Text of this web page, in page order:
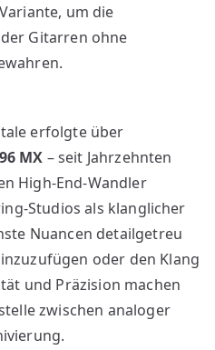
um die
Gitarren ohne
erfolgte über
MX – seit Jahrzehnten
High-End-Wandler
Studios als klanglicher
Nuancen detailgetreu
oder den Klang
und Präzision machen
zwischen analoger